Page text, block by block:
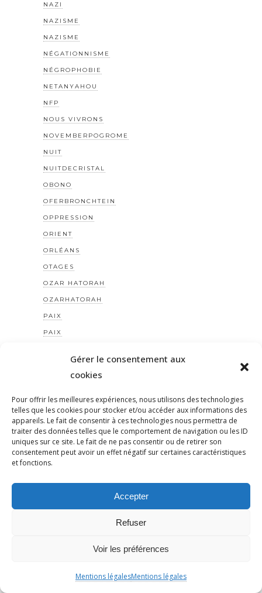
Gérer le consentement aux
cookies
Pour offrir les meilleures expériences, nous utilisons des technologies
telles que les cookies pour stocker et/ou accéder aux informations des
appareils. Le fait de consentir à ces technologies nous permettra de
traiter des données telles que le comportement de navigation ou les ID
uniques sur ce site. Le fait de ne pas consentir ou de retirer son
consentement peut avoir un effet négatif sur certaines caractéristiques
et fonctions.
Accepter
Refuser
Voir les préférences
Mentions légalesMentions légales
NAZI
NAZISME
NAZISME
NÉGATIONNISME
NÉGROPHOBIE
NETANYAHOU
NFP
NOUS VIVRONS
NOVEMBERPOGROME
NUIT
NUITDECRISTAL
OBONO
OFERBRONCHTEIN
OPPRESSION
ORIENT
ORLÉANS
OTAGES
OZAR HATORAH
OZARHATORAH
PAIX
PAIX
PAP NDIAYE
PARIS
PARTI TRAVAILLISTE
PATRIARCAT
PERROS-GUIRREC
PÉTITION